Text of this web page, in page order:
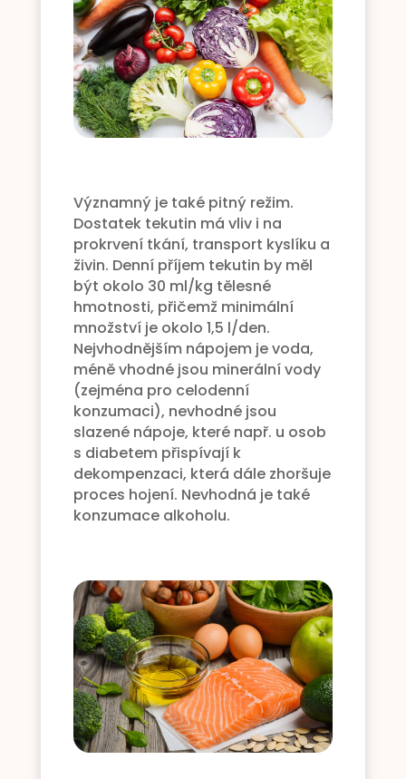
Významný je také pitný režim.
Dostatek tekutin má vliv i na
prokrvení tkání, transport kyslíku a
živin. Denní příjem tekutin by měl
být okolo 30 ml/kg tělesné
hmotnosti, přičemž minimální
množství je okolo 1,5 l/den.
Nejvhodnějším nápojem je voda,
méně vhodné jsou minerální vody
(zejména pro celodenní
konzumaci), nevhodné jsou
slazené nápoje, které např. u osob
s diabetem přispívají k
dekompenzaci, která dále zhoršuje
proces hojení. Nevhodná je také
konzumace alkoholu.